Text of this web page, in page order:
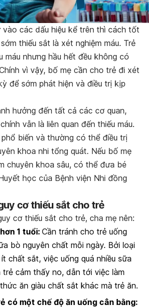
các dấu hiệu kể trên thì cách tốt
thiếu sắt là xét nghiệm máu. Trẻ
máu nhưng hầu hết đều không có
vì vậy, bố mẹ cần cho trẻ đi xét
để sớm phát hiện và điều trị kịp
hưởng đến tất cả các cơ quan,
vẫn là liên quan đến thiếu máu.
biến và thường có thể điều trị
khoa nhi tổng quát. Nếu bố mẹ
chuyên khoa sâu, có thể đưa bé
học của Bệnh viện Nhi đồng
cơ thiếu sắt cho trẻ
cơ thiếu sắt cho trẻ, cha mẹ nên:
1 tuổi:Cần tránh cho trẻ uống
bò nguyên chất mỗi ngày. Bởi loại
chất sắt, việc uống quá nhiều sữa
trẻ cảm thấy no, dẫn tới việc làm
ăn giàu chất sắt khác mà trẻ ăn.
có một chế độ ăn uống cân bằng: